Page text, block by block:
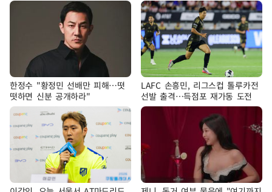
한정수 "황정민 선배만 피해…떳
떳하면 신분 공개하라"
LAFC 손흥민, 리그스컵 톨루카전
선발 출격…득점포 재가동 도전